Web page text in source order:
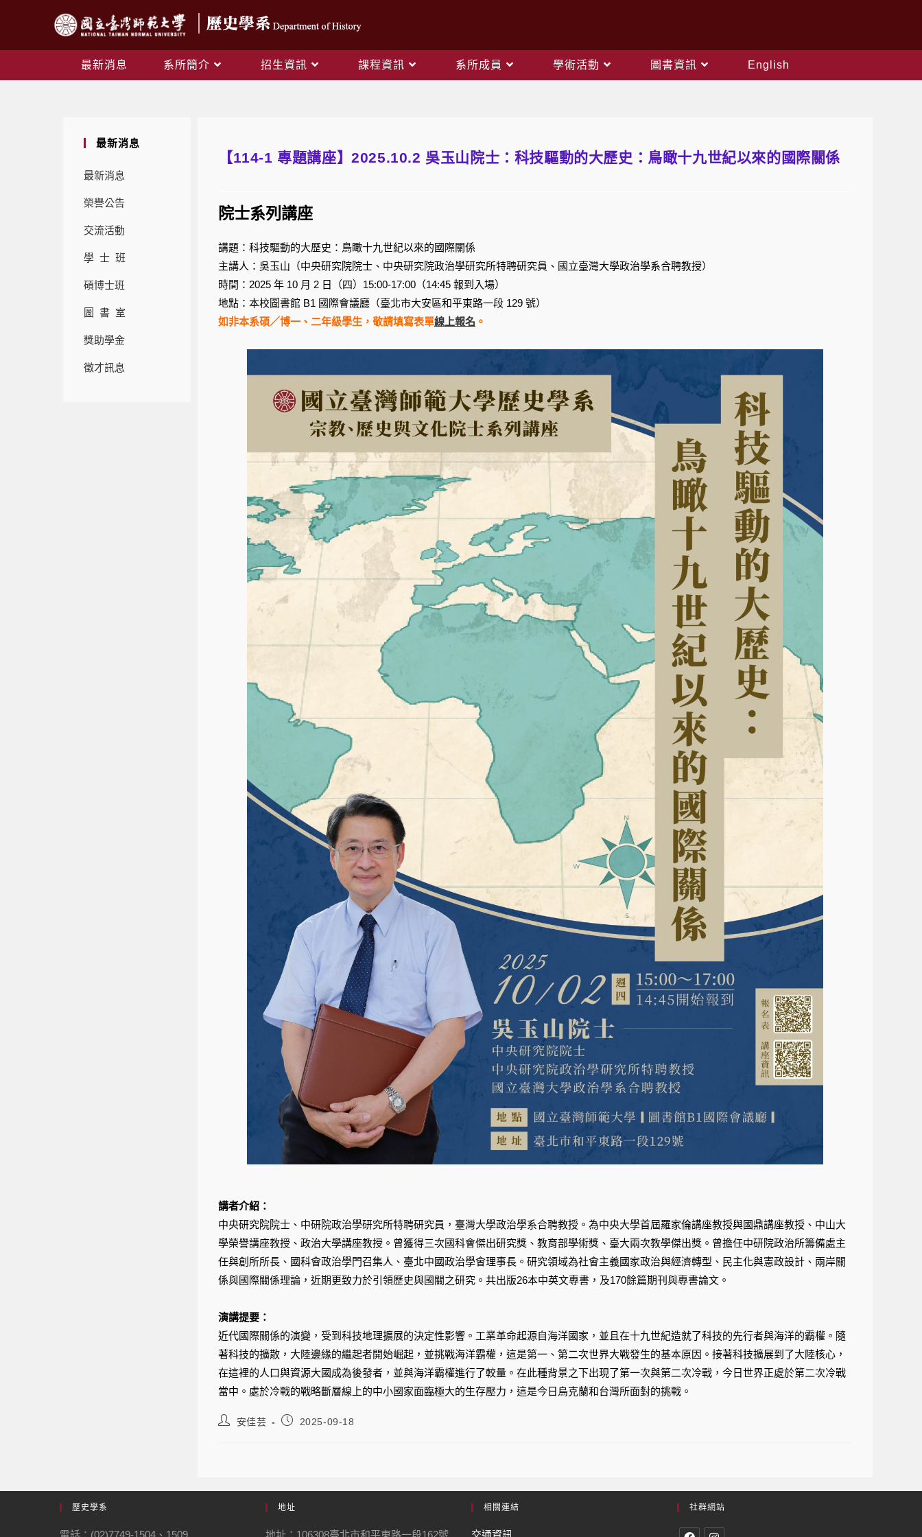
最新消息 系所簡介 招生資訊 課程資訊 系所成員 學術活動 圖書資訊
English
最新消息
最新消息
榮譽公告
交流活動
學 士 班
碩博士班
圖 書 室
獎助學金
徵才訊息
【114-1 專題講座】2025.10.2 吳玉山院士：科技驅動的大歷史：鳥瞰十九世紀以來的國際關係
院士系列講座
講題：科技驅動的大歷史：鳥瞰十九世紀以來的國際關係
主講人：吳玉山（中央研究院院士、中央研究院政治學研究所特聘研究員、國立臺灣大學政治學系合聘教授）
時間：2025 年 10 月 2 日（四）15:00-17:00（14:45 報到入場）
地點：本校圖書館 B1 國際會議廳（臺北市大安區和平東路一段 129 號）
如非本系碩／博一、二年級學生，敬請填寫表單線上報名 。
講者介紹：
中央研究院院士、中研院政治學研究所特聘研究員，臺灣大學政治學系合聘教授。為中央大學首屆羅家倫講座教授與國鼎講座教授、中山大
學榮譽講座教授、政治大學講座教授。曾獲得三次國科會傑出研究獎、教育部學術獎、臺大兩次教學傑出獎。曾擔任中研院政治所籌備處主
任與創所所長、國科會政治學門召集人、臺北中國政治學會理事長。研究領域為社會主義國家政治與經濟轉型、民主化與憲政設計、兩岸關
係與國際關係理論，近期更致力於引領歷史與國關之研究。共出版26本中英文專書，及170餘篇期刊與專書論文。
演講提要：
近代國際關係的演變，受到科技地理擴展的決定性影響。工業革命起源自海洋國家，並且在十九世紀造就了科技的先行者與海洋的霸權。隨
著科技的擴散，大陸邊緣的繼起者開始崛起，並挑戰海洋霸權，這是第一、第二次世界大戰發生的基本原因。接著科技擴展到了大陸核心，
在這裡的人口與資源大國成為後發者，並與海洋霸權進行了較量。在此種背景之下出現了第一次與第二次冷戰，今日世界正處於第二次冷戰
當中。處於冷戰的戰略斷層線上的中小國家面臨極大的生存壓力，這是今日烏克蘭和台灣所面對的挑戰。
安佳芸 2025-09-18
歷史學系
電話：(02)7749-1504、1509
地址
地址：106308臺北市和平東路一段162號
相關連結
交通資訊
社群網站